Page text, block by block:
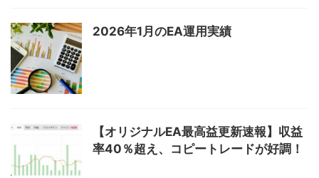
2026年1月のEA運用実績
【オリジナルEA最高益更新速報】収益
率40％超え、コピートレードが好調！